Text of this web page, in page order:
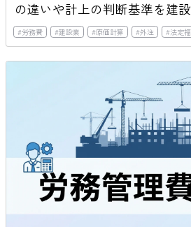
の違いや計上の判断基準を建
#労務費 #建設業 #原価計算 #外注 #法定